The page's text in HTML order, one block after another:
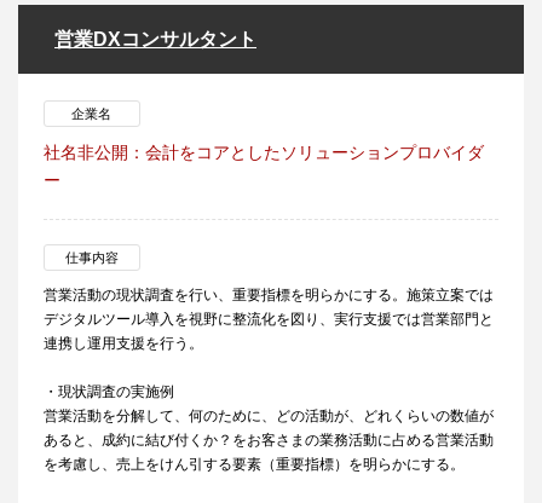
営業DXコンサルタント
企業名
社名非公開：会計をコアとしたソリューションプロバイダ
ー
仕事内容
営業活動の現状調査を行い、重要指標を明らかにする。施策立案では
デジタルツール導入を視野に整流化を図り、実行支援では営業部門と
連携し運用支援を行う。
・現状調査の実施例
営業活動を分解して、何のために、どの活動が、どれくらいの数値が
あると、成約に結び付くか？をお客さまの業務活動に占める営業活動
を考慮し、売上をけん引する要素（重要指標）を明らかにする。